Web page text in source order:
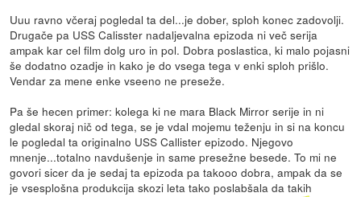
Uuu ravno včeraj pogledal ta del...je dober, sploh konec zadovolji.
Drugače pa USS Calisster nadaljevalna epizoda ni več serija
ampak kar cel film dolg uro in pol. Dobra poslastica, ki malo pojasni
še dodatno ozadje in kako je do vsega tega v enki sploh prišlo.
Vendar za mene enke vseeno ne preseže.
Pa še hecen primer: kolega ki ne mara Black Mirror serije in ni
gledal skoraj nič od tega, se je vdal mojemu teženju in si na koncu
le pogledal ta originalno USS Callister epizodo. Njegovo
mnenje...totalno navdušenje in same presežne besede. To mi ne
govori sicer da je sedaj ta epizoda pa takooo dobra, ampak da se
je vsesplošna produkcija skozi leta tako poslabšala da takih